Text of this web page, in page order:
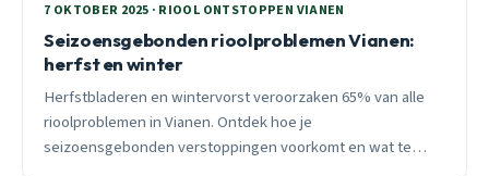
7 OKTOBER 2025 · RIOOL ONTSTOPPEN VIANEN
Seizoensgebonden rioolproblemen Vianen:
herfst en winter
Herfstbladeren en wintervorst veroorzaken 65% van alle
rioolproblemen in Vianen. Ontdek hoe je
seizoensgebonden verstoppingen voorkomt en wat te